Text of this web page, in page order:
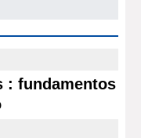
: fundamentos